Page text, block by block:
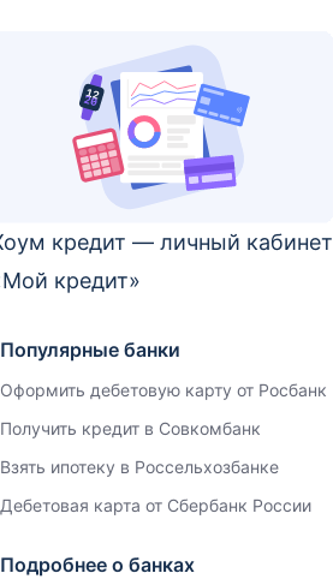
кредит — личный кабинет
кредит»
Популярные банки
Оформить дебетовую карту от Росбанк
Получить кредит в Совкомбанк
Взять ипотеку в Россельхозбанке
Дебетовая карта от Сбербанк России
Подробнее о банках